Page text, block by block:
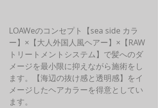
LOAWeのコンセプト【sea side カラ
ー】×【大人外国人風ヘアー】×【RAW
トリートメントシステム】で髪へのダ
メージを最小限に抑えながら施術をし
ます。【海辺の抜け感と透明感】をイ
メージしたヘアカラーを得意としてい
ます。